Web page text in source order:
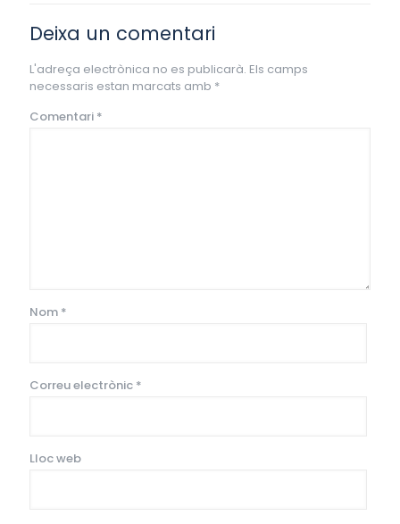
Deixa un comentari
L'adreça electrònica no es publicarà. Els camps
necessaris estan marcats amb *
Comentari *
Nom *
Correu electrònic *
Lloc web